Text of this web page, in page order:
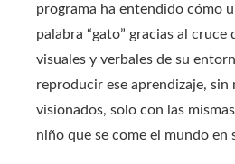
programa ha entendido cómo
palabra “gato” gracias al cruce
visuales y verbales de su
reproducir ese aprendizaje, sin
visionados, solo con las
niño que se come el mundo en